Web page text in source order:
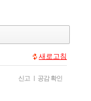
새로고침
신고 | 공감 확인